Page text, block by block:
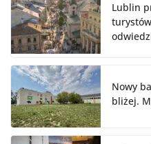
Lublin
Nowy
bliżej.